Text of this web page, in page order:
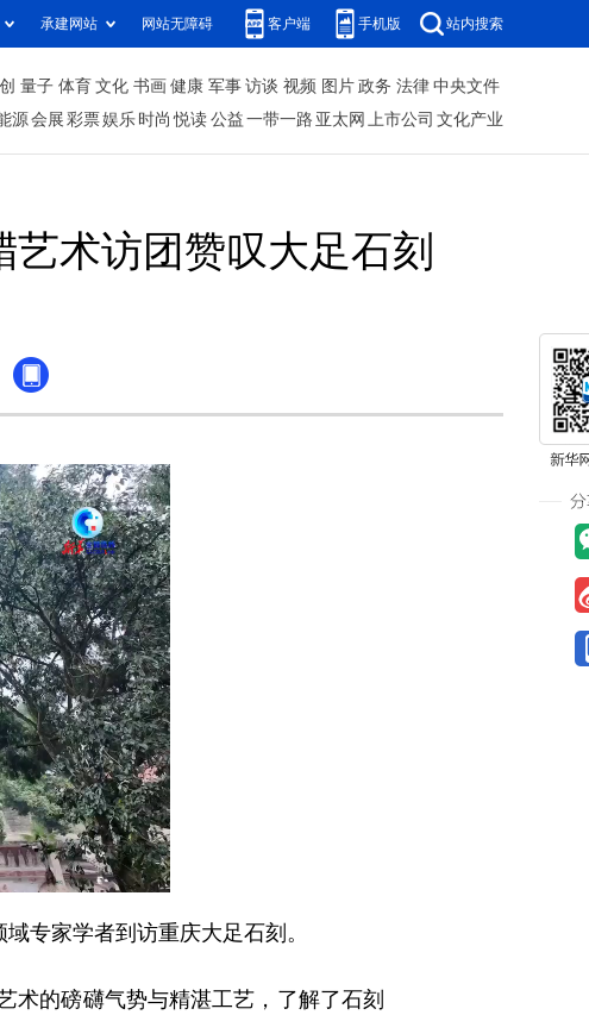
承建网站 网站无障碍 客户端 手机版 站内搜索
量子 体育 文化 书画 健康 军事 访谈 视频 图片 政务 法律 中央文件
源 会展 彩票娱乐 时尚 悦读 公益 一带一路 亚太网 上市公司 文化产业
术访团赞叹大足石刻
专家学者到访重庆大足石刻。
的磅礴气势与精湛工艺，了解了石刻